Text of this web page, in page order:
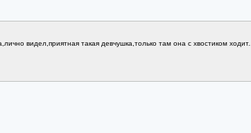
видел,приятная такая девчушка,только там она с хвостиком ходит...